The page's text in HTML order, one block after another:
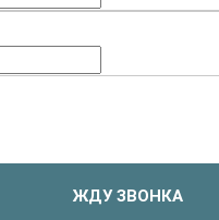
ЖДУ ЗВОНКА